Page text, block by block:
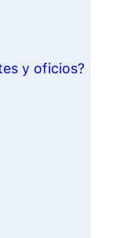
y oficios?